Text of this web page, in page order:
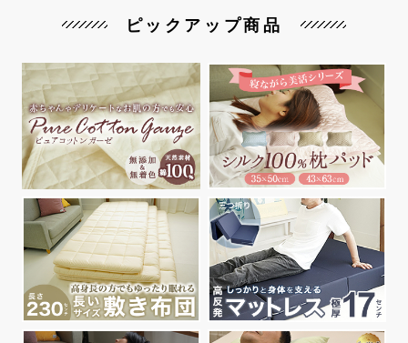
ピックアップ商品